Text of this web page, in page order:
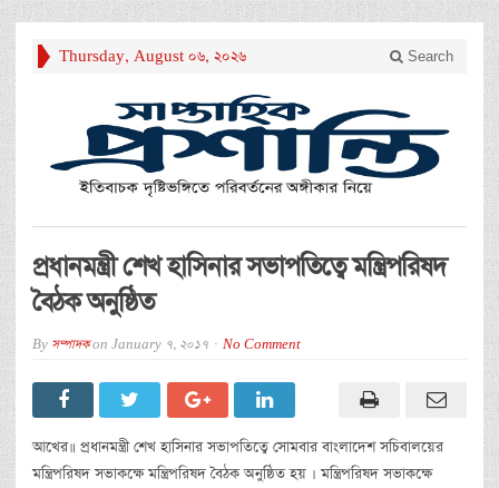
Thursday, August 06, 2026 Search
প্রধানমন্ত্রী শেখ হাসিনার সভাপতিত্বে মন্ত্রিপরিষদ
বৈঠক অনুষ্ঠিত
By সম্পাদকon January 7, 2017 No Comment
আখের॥ প্রধানমন্ত্রী শেখ হাসিনার সভাপতিত্বে সোমবার বাংলাদেশ সচিবালয়ের
মন্ত্রিপরিষদ সভাকক্ষে মন্ত্রিপরিষদ বৈঠক অনুষ্ঠিত হয় । মন্ত্রিপরিষদ সভাকক্ষে